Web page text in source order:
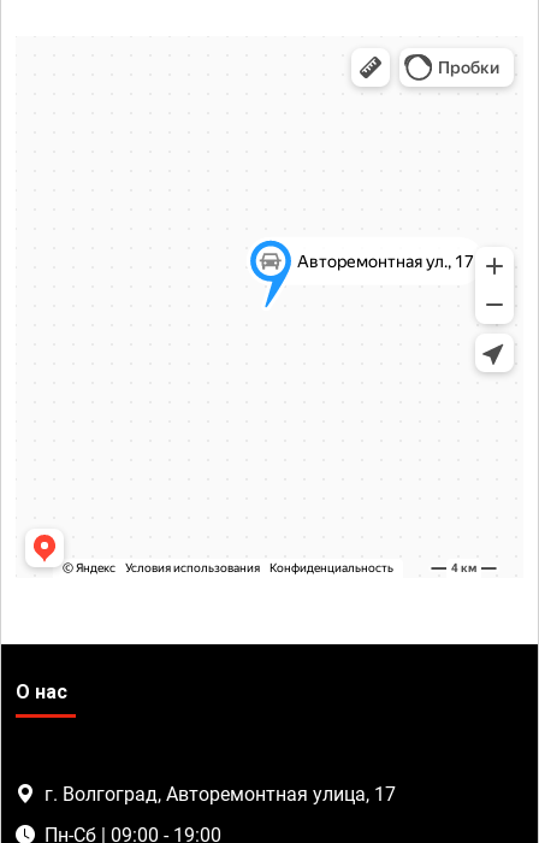
О нас
г. Волгоград, Авторемонтная улица, 17
Пн-Сб | 09:00 - 19:00